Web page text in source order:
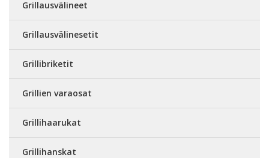
Grillausvälineet
Grillausvälinesetit
Grillibriketit
Grillien varaosat
Grillihaarukat
Grillihanskat